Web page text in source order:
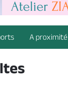
A proximité